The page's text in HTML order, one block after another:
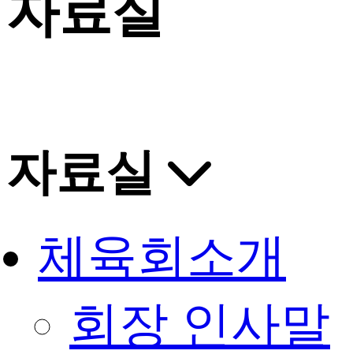
자료실
자료실
체육회소개
회장 인사말